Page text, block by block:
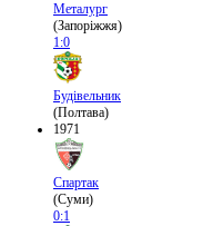
Металург
(Запоріжжя)
1:0
Будівельник
(Полтава)
1971
Спартак
(Суми)
0:1